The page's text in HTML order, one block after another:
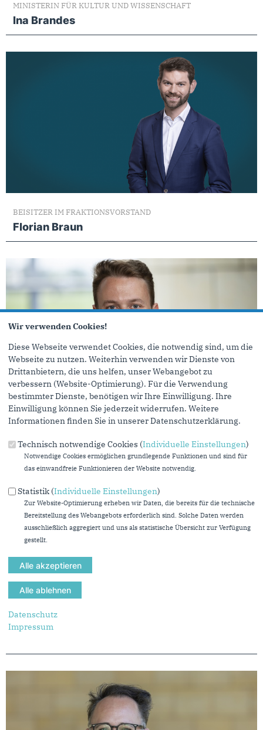
MINISTERIN FÜR KULTUR UND WISSENSCHAFT
Ina Brandes
BEISITZER IM FRAKTIONSVORSTAND
Florian Braun
MITGLIED DES LANDTAGS
MITGLIED DES LANDTAGS
Wir verwenden Cookies!
Diese Webseite verwendet Cookies, die notwendig sind, um die
Webseite zu nutzen. Weiterhin verwenden wir Dienste von
Drittanbietern, die uns helfen, unser Webangebot zu
verbessern (Website-Optimierung). Für die Verwendung
bestimmter Dienste, benötigen wir Ihre Einwilligung. Ihre
Einwilligung können Sie jederzeit widerrufen. Weitere
Informationen finden Sie in unserer Datenschutzerklärung.
Technisch notwendige Cookies (Individuelle Einstellungen)
Notwendige Cookies ermöglichen grundlegende Funktionen und sind für
das einwandfreie Funktionieren der Website notwendig.
Statistik (Individuelle Einstellungen)
Zur Website-Optimierung erheben wir Daten, die bereits für die technische
Bereitstellung des Webangebots erforderlich sind. Solche Daten werden
ausschließlich aggregiert und uns als statistische Übersicht zur Verfügung
gestellt.
Datenschutz
Impressum